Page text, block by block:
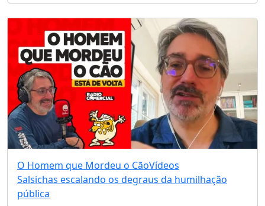
O Homem que Mordeu o CãoVídeos
Salsichas escalando os degraus da humilhação
pública